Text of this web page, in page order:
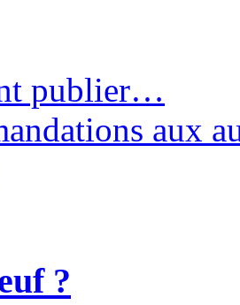
publier…
aux
?